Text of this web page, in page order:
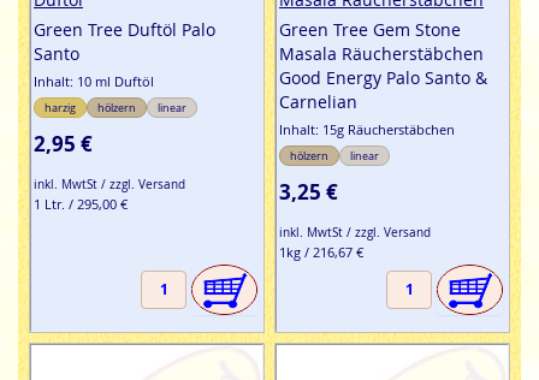
Green Tree Duftöl Palo
Santo
Inhalt: 10 ml Duftöl
harzig hölzern linear
2,95 €
inkl. MwtSt / zzgl. Versand
1 Ltr. / 295,00 €
Green Tree Gem Stone
Masala Räucherstäbchen
Good Energy Palo Santo &
Carnelian
Inhalt: 15g Räucherstäbchen
hölzern linear
3,25 €
inkl. MwtSt / zzgl. Versand
1kg / 216,67 €